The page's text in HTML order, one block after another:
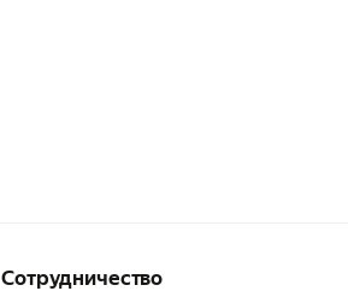
Сотрудничество